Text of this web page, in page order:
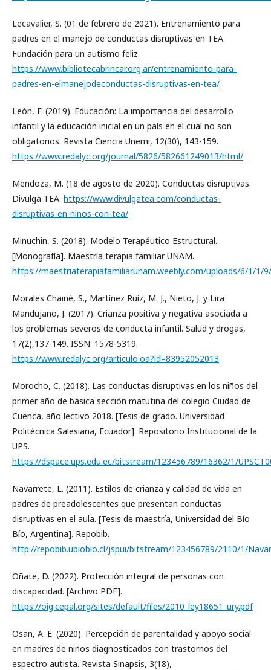
Lecavalier, S. (01 de febrero de 2021). Entrenamiento para
padres en el manejo de conductas disruptivas en TEA.
Fundación para un autismo feliz.
https://www.bibliotecabrincar.org.ar/entrenamiento-para-
padres-en-elmanejodeconductas-disruptivas-en-tea/
León, F. (2019). Educación: La importancia del desarrollo
infantil y la educación inicial en un país en el cual no son
obligatorios. Revista Ciencia Unemi, 12(30), 143-159.
https://www.redalyc.org/journal/5826/582661249013/html/
Mendoza, M. (18 de agosto de 2020). Conductas disruptivas.
Divulga TEA. https://www.divulgatea.com/conductas-
disruptivas-en-ninos-con-tea/
Minuchin, S. (2018). Modelo Terapéutico Estructural.
[Monografía]. Maestría terapia familiar UNAM.
https://maestriaterapiafamiliarunam.weebly.com/uploads/6/1/1/
Morales Chainé, S., Martínez Ruíz, M. J., Nieto, J. y Lira
Mandujano, J. (2017). Crianza positiva y negativa asociada a
los problemas severos de conducta infantil. Salud y drogas,
17(2),137-149. ISSN: 1578-5319.
https://www.redalyc.org/articulo.oa?id=83952052013
Morocho, C. (2018). Las conductas disruptivas en los niños del
primer año de básica sección matutina del colegio Ciudad de
Cuenca, año lectivo 2018. [Tesis de grado. Universidad
Politécnica Salesiana, Ecuador]. Repositorio Institucional de la
UPS.
https://dspace.ups.edu.ec/bitstream/123456789/16362/1/
Navarrete, L. (2011). Estilos de crianza y calidad de vida en
padres de preadolescentes que presentan conductas
disruptivas en el aula. [Tesis de maestría, Universidad del Bío
Bío, Argentina]. Repobib.
http://repobib.ubiobio.cl/jspui/bitstream/123456789/2110/1/
Oñate, D. (2022). Protección integral de personas con
discapacidad. [Archivo PDF].
https://oig.cepal.org/sites/default/files/2010_ley18651_ury.pdf
Osan, A. E. (2020). Percepción de parentalidad y apoyo social
en madres de niños diagnosticados con trastornos del
espectro autista. Revista Sinapsis, 3(18),